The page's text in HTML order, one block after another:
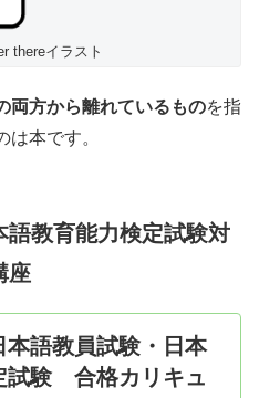
thereイラスト
両方から離れているものを指
は本です。
語教育能力検定試験対
座
本語教員試験・日本
試験 合格カリキュ